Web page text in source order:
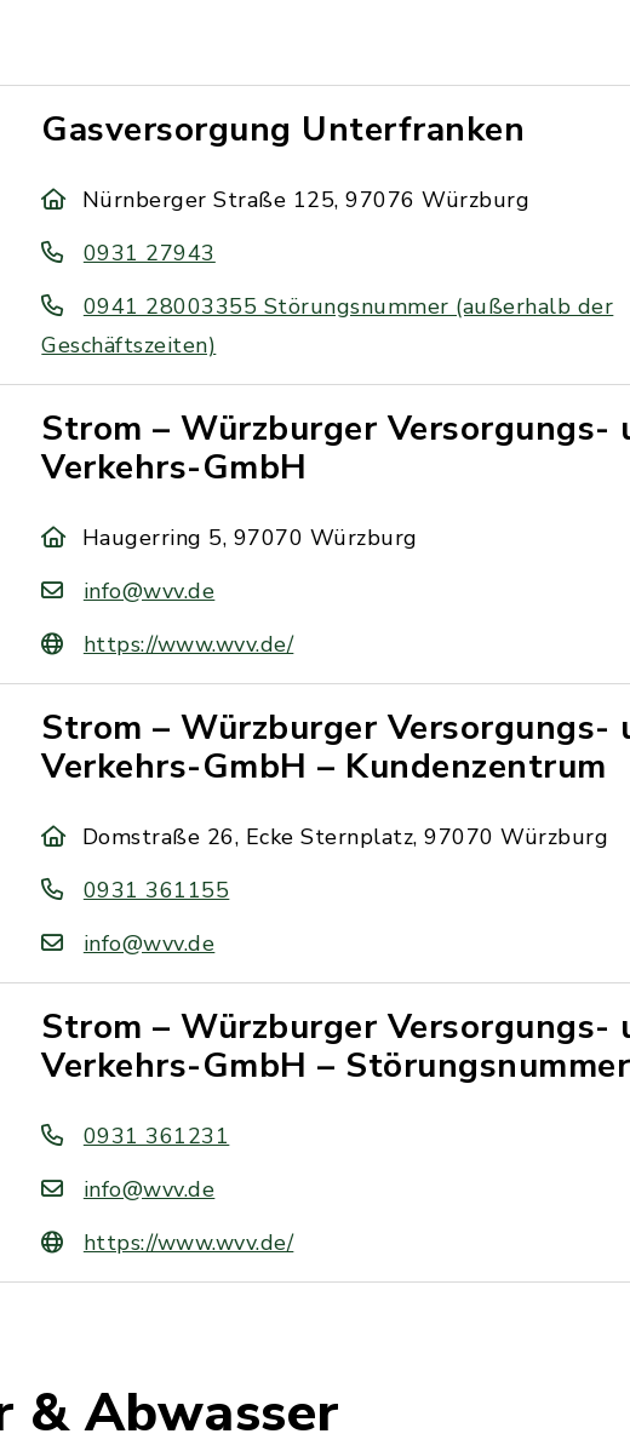
Gasversorgung Unterfranken
Nürnberger Straße 125, 97076 Würzburg
0931 27943
0941 28003355 Störungsnummer (außerhalb der
Geschäftszeiten)
Strom – Würzburger Versorgungs-
Verkehrs-GmbH
Haugerring 5, 97070 Würzburg
info@wvv.de
https://www.wvv.de/
Strom – Würzburger Versorgungs-
Verkehrs-GmbH – Kundenzentrum
Domstraße 26, Ecke Sternplatz, 97070 Würzburg
0931 361155
info@wvv.de
Strom – Würzburger Versorgungs-
Verkehrs-GmbH – Störungsnummer
0931 361231
info@wvv.de
https://www.wvv.de/
& Abwasser